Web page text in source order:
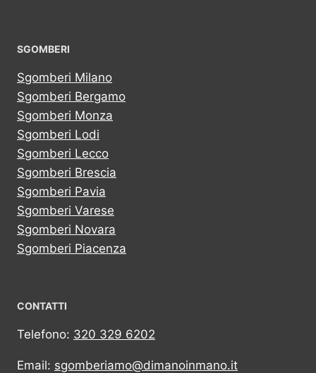
SGOMBERI
Sgomberi Milano
Sgomberi Bergamo
Sgomberi Monza
Sgomberi Lodi
Sgomberi Lecco
Sgomberi Brescia
Sgomberi Pavia
Sgomberi Varese
Sgomberi Novara
Sgomberi Piacenza
CONTATTI
Telefono: 320 329 6202
Email: sgomberiamo@dimanoinmano.it